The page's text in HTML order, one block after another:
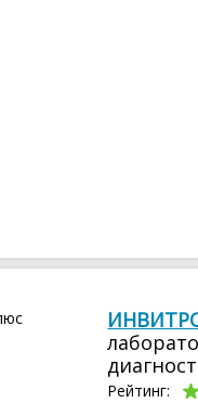
Рейтинг: